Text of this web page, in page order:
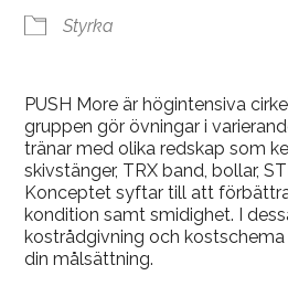
Styrka
PUSH More är högintensiva
gruppen gör övningar i
tränar med olika redskap som
skivstänger, TRX band, bollar,
Konceptet syftar till att
kondition samt smidighet. I
kostrådgivning och
din målsättning.